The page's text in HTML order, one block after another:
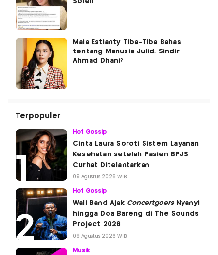
Soleil
Maia Estianty Tiba-Tiba Bahas
tentang Manusia Julid, Sindir
Ahmad Dhani?
Terpopuler
Hot Gossip
Cinta Laura Soroti Sistem Layanan
Kesehatan setelah Pasien BPJS
Curhat Ditelantarkan
09 Agustus 2026 WIB
Hot Gossip
Wali Band Ajak ConcertgoersNyanyi
hingga Doa Bareng di The Sounds
Project 2026
09 Agustus 2026 WIB
Musik